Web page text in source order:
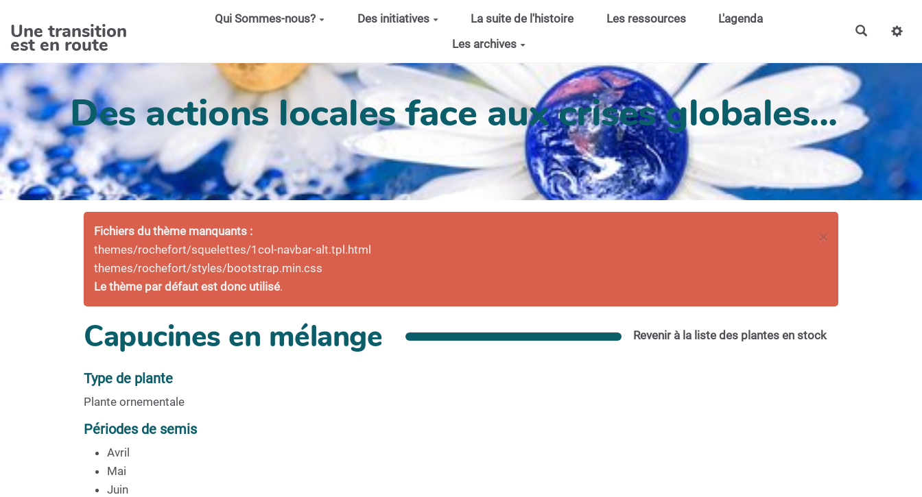
Une transition
est en route
Qui Sommes-nous? Des initiatives La suite de l'histoire Les ressources
L'agenda
Les archives
Des actions locales face aux crises globales...
×
Fichiers du thème manquants :
themes/rochefort/squelettes/1col-navbar-alt.tpl.html
themes/rochefort/styles/bootstrap.min.css
Le thème par défaut est donc utilisé.
Revenir à la liste des plantes en stock
Capucines en mélange
Type de plante
Plante ornementale
Périodes de semis
Avril
Mai
Juin